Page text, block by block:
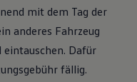
mit dem Tag der
anderes Fahrzeug
eintauschen. Dafür
fällig.